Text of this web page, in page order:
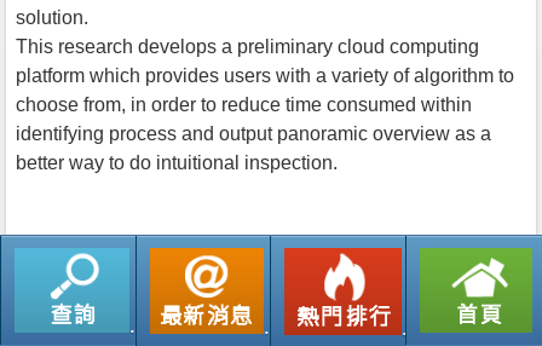
solution.
This research develops a preliminary cloud computing
platform which provides users with a variety of algorithm to
choose from, in order to reduce time consumed within
identifying process and output panoramic overview as a
better way to do intuitional inspection.
返回列表